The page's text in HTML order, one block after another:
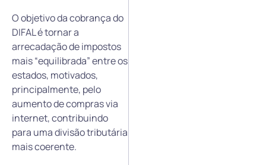
O objetivo da cobrança do
DIFAL é tornar a
arrecadação de impostos
mais “equilibrada” entre os
estados, motivados,
principalmente, pelo
aumento de compras via
internet, contribuindo
para uma divisão tributária
mais coerente.